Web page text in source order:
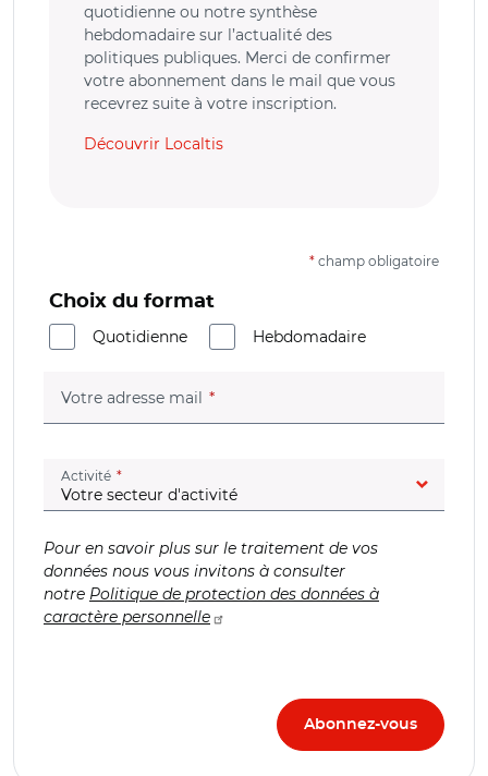
quotidienne ou notre synthèse
hebdomadaire sur l’actualité des
politiques publiques. Merci de confirmer
votre abonnement dans le mail que vous
recevrez suite à votre inscription.
Découvrir Localtis
* champ obligatoire
Choix du format
Quotidienne
Hebdomadaire
Votre adresse mail (champ obligatoire)
Activité (champ obligatoire)
Pour en savoir plus sur le traitement de vos
données nous vous invitons à consulter
notre Politique de protection des données à
caractère personnelle